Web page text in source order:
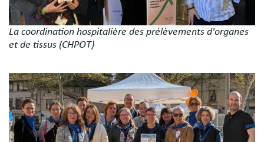
La coordination hospitalière des prélèvements d'organes
et de tissus (CHPOT)
Image